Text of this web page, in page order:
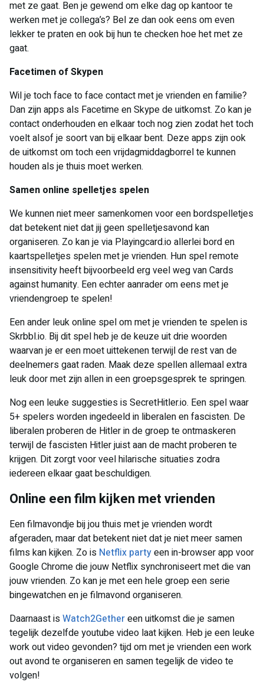
met ze gaat. Ben je gewend om elke dag op kantoor te
werken met je collega’s? Bel ze dan ook eens om even
lekker te praten en ook bij hun te checken hoe het met ze
gaat.
Facetimen of Skypen
Wil je toch face to face contact met je vrienden en familie?
Dan zijn apps als Facetime en Skype de uitkomst. Zo kan je
contact onderhouden en elkaar toch nog zien zodat het toch
voelt alsof je soort van bij elkaar bent. Deze apps zijn ook
de uitkomst om toch een vrijdagmiddagborrel te kunnen
houden als je thuis moet werken.
Samen online spelletjes spelen
We kunnen niet meer samenkomen voor een bordspelletjes
dat betekent niet dat jij geen spelletjesavond kan
organiseren. Zo kan je via Playingcard.io allerlei bord en
kaartspelletjes spelen met je vrienden. Hun spel remote
insensitivity heeft bijvoorbeeld erg veel weg van Cards
against humanity. Een echter aanrader om eens met je
vriendengroep te spelen!
Een ander leuk online spel om met je vrienden te spelen is
Skrbbl.io. Bij dit spel heb je de keuze uit drie woorden
waarvan je er een moet uittekenen terwijl de rest van de
deelnemers gaat raden. Maak deze spellen allemaal extra
leuk door met zijn allen in een groepsgesprek te springen.
Nog een leuke suggesties is SecretHitler.io. Een spel waar
5+ spelers worden ingedeeld in liberalen en fascisten. De
liberalen proberen de Hitler in de groep te ontmaskeren
terwijl de fascisten Hitler juist aan de macht proberen te
krijgen. Dit zorgt voor veel hilarische situaties zodra
iedereen elkaar gaat beschuldigen.
Online een film kijken met vrienden
Een filmavondje bij jou thuis met je vrienden wordt
afgeraden, maar dat betekent niet dat je niet meer samen
films kan kijken. Zo is Netflix partyeen in-browser app voor
Google Chrome die jouw Netflix synchroniseert met die van
jouw vrienden. Zo kan je met een hele groep een serie
bingewatchen en je filmavond organiseren.
Daarnaast isWatch2Gethereen uitkomst die je samen
tegelijk dezelfde youtube video laat kijken. Heb je een leuke
work out video gevonden? tijd om met je vrienden een work
out avond te organiseren en samen tegelijk de video te
volgen!